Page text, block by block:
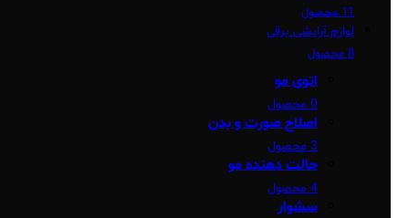
11 محصول
لوازم آرایشی برقی
8 محصول
اتوی مو
0 محصول
اصلاح صورت و بدن
3 محصول
حالت دهنده مو
4 محصول
سشوار